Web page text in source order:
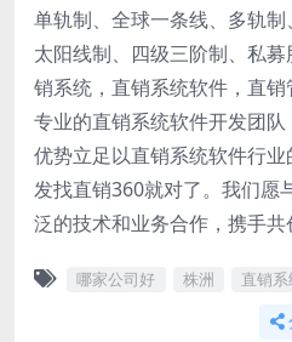
单轨制、全球一条线、多轨制
太阳线制、四级三阶制、私
销系统，直销系统软件，直
专业的直销系统软件开发团
优势立足以直销系统软件行
发找直销360就对了。我们愿
泛的技术和业务合作，携手共
哪家公司好 株洲 直销